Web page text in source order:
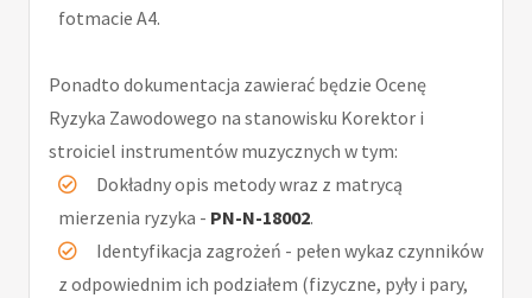
fotmacie A4.
Ponadto dokumentacja zawierać będzie Ocenę
Ryzyka Zawodowego na stanowisku Korektor i
stroiciel instrumentów muzycznych w tym:
Dokładny opis metody wraz z matrycą
mierzenia ryzyka - PN-N-18002.
Identyfikacja zagrożeń - pełen wykaz czynników
z odpowiednim ich podziałem (fizyczne, pyły i pary,